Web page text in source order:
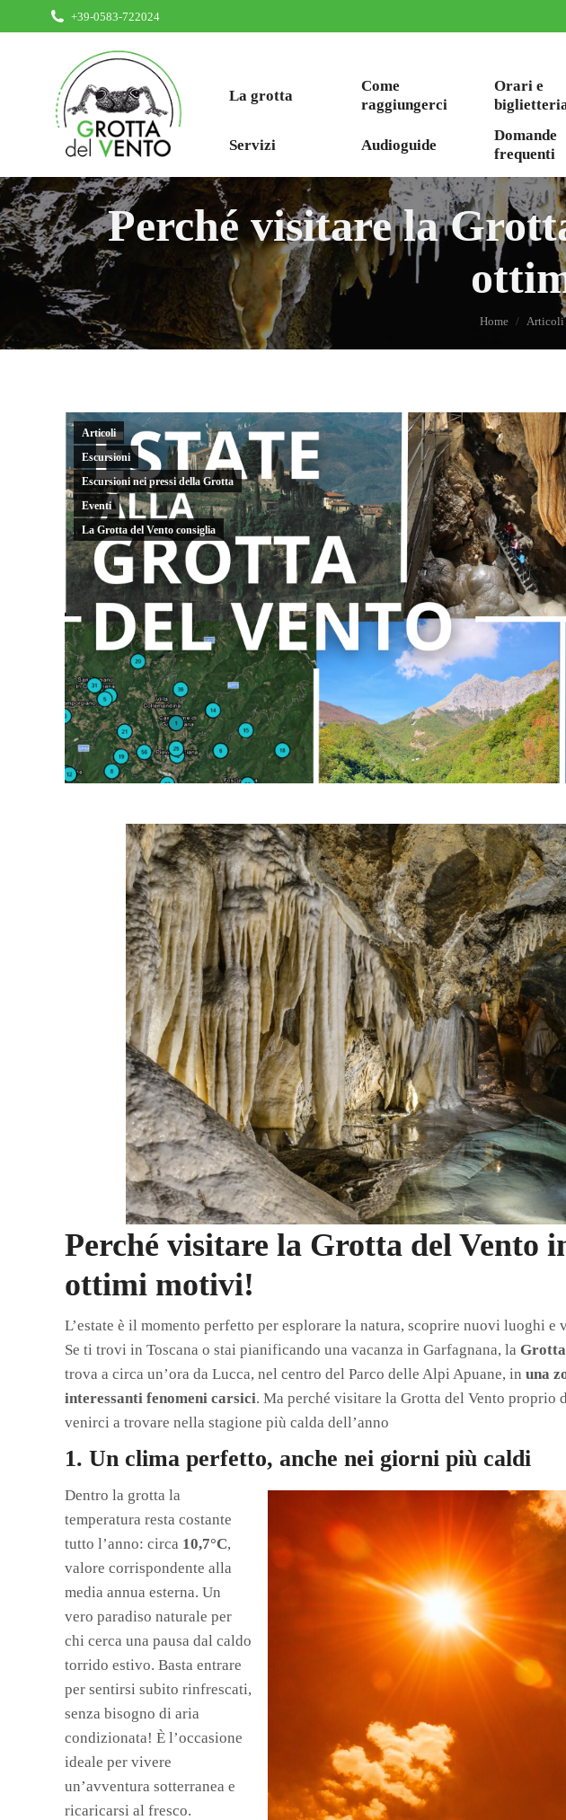
+39-0583-722024
La grotta
Come
raggiungerci
Orari e
Servizi Audioguide
Domande
frequenti
Perché visitare la
You are here:
Home Articoli
Articoli
Escursioni
Escursioni nei pressi della Grotta
Eventi
La Grotta del Vento consiglia
Perché visitare la Grotta del Vento
ottimi motivi!
L’estate è il momento perfetto per esplorare la natura, scoprire nuovi luoghi e
Se ti trovi in Toscana o stai pianificando una vacanza in Garfagnana, la Grotta
trova a circa un’ora da Lucca, nel centro del Parco delle Alpi Apuane, in una
interessanti fenomeni carsici. Ma perché visitare la Grotta del Vento proprio
venirci a trovare nella stagione più calda dell’anno
1. Un clima perfetto, anche nei giorni più caldi
Dentro la grotta la
temperatura resta costante
tutto l’anno: circa 10,7°C,
valore corrispondente alla
media annua esterna. Un
vero paradiso naturale per
chi cerca una pausa dal caldo
torrido estivo. Basta entrare
per sentirsi subito rinfrescati,
senza bisogno di aria
condizionata! È l’occasione
ideale per vivere
un’avventura sotterranea e
ricaricarsi al fresco.